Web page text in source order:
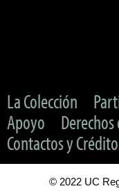
La Colección
Apoyo
Contactos y
© 2022 UC